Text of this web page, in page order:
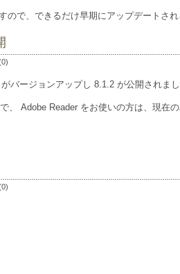
で、できるだけ早期にアップデートされ
バージョンアップし 8.1.2 が公開されまし
、 Adobe Reader をお使いの方は、現